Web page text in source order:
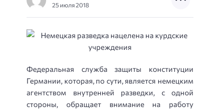
25 июля 2018
Федеральная служба защиты конституции
Германии, которая, по сути, является немецким
агентством внутренней разведки, с одной
стороны, обращает внимание на работу